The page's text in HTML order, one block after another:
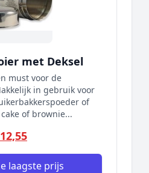
met Deksel
must voor de
in gebruik voor
of
of brownie...
laagste prijs